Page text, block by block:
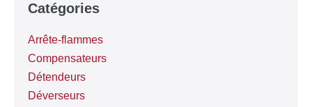
Catégories
Arrête-flammes
Compensateurs
Détendeurs
Déverseurs